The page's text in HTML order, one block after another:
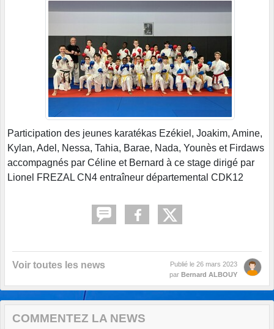
Participation des jeunes karatékas Ezékiel, Joakim, Amine,
Kylan, Adel, Nessa, Tahia, Barae, Nada, Younès et Firdaws
accompagnés par Céline et Bernard à ce stage dirigé par
Lionel FREZAL CN4 entraîneur départemental CDK12
Voir toutes les news Publié le 26 mars 2023
par Bernard ALBOUY
COMMENTEZ LA NEWS